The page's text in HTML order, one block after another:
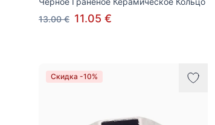
13.00 € 11.05 €
Скидка -10%